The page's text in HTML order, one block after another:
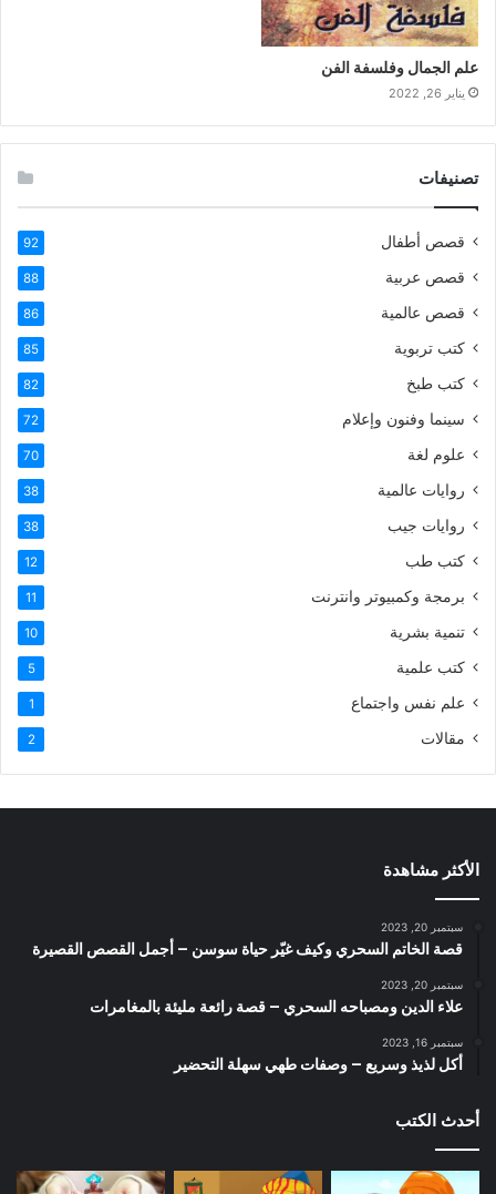
علم الجمال وفلسفة الفن
يناير 26, 2022
تصنيفات
قصص أطفال 92
قصص عربية 88
قصص عالمية 86
كتب تربوية 85
كتب طبخ 82
سينما وفنون وإعلام 72
علوم لغة 70
روايات عالمية 38
روايات جيب 38
كتب طب 12
برمجة وكمبيوتر وانترنت 11
تنمية بشرية 10
كتب علمية 5
علم نفس واجتماع 1
مقالات 2
الأكثر مشاهدة
سبتمبر 20, 2023
قصة الخاتم السحري وكيف غيّر حياة سوسن – أجمل القصص القصيرة
سبتمبر 20, 2023
علاء الدين ومصباحه السحري – قصة رائعة مليئة بالمغامرات
سبتمبر 16, 2023
أكل لذيذ وسريع – وصفات طهي سهلة التحضير
أحدث الكتب